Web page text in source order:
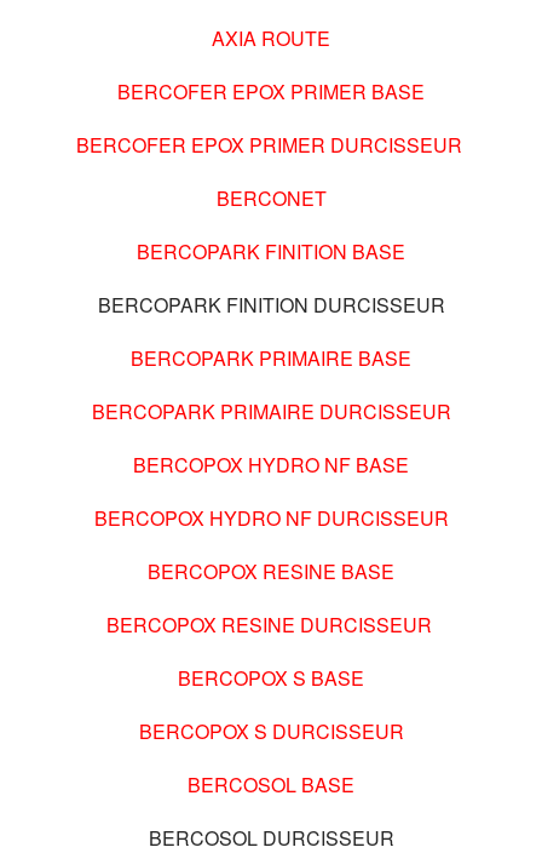
AXIA ROUTE
BERCOFER EPOX PRIMER BASE
BERCOFER EPOX PRIMER DURCISSEUR
BERCONET
BERCOPARK FINITION BASE
BERCOPARK FINITION DURCISSEUR
BERCOPARK PRIMAIRE BASE
BERCOPARK PRIMAIRE DURCISSEUR
BERCOPOX HYDRO NF BASE
BERCOPOX HYDRO NF DURCISSEUR
BERCOPOX RESINE BASE
BERCOPOX RESINE DURCISSEUR
BERCOPOX S BASE
BERCOPOX S DURCISSEUR
BERCOSOL BASE
BERCOSOL DURCISSEUR